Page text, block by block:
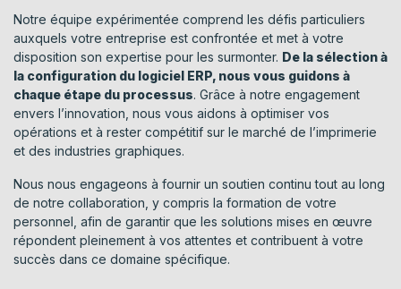
Notre équipe expérimentée comprend les défis particuliers
auxquels votre entreprise est confrontée et met à votre
disposition son expertise pour les surmonter. De la sélection à
la configuration du logiciel ERP, nous vous guidons à
chaque étape du processus. Grâce à notre engagement
envers l’innovation, nous vous aidons à optimiser vos
opérations et à rester compétitif sur le marché de l’imprimerie
et des industries graphiques.
Nous nous engageons à fournir un soutien continu tout au long
de notre collaboration, y compris la formation de votre
personnel, afin de garantir que les solutions mises en œuvre
répondent pleinement à vos attentes et contribuent à votre
succès dans ce domaine spécifique.